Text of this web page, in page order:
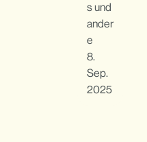
sund
ander
e
8.
Sep.
2025